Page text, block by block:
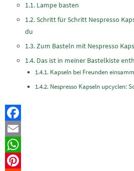
Lampe basten
Schritt für Schritt Nespresso
du
Zum Basteln mit Nespresso
Das ist in meiner Bastelkiste
Kapseln bei Freunden
Nespresso Kapseln upcyclen:
Facebook
Email
WhatsApp